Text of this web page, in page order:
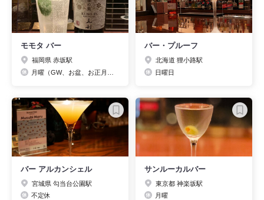
モモタ バー
福岡県 赤坂駅
バー・プルーフ
北海道 狸小路駅
日曜日
バー アルカンシェル
宮城県 勾当台公園駅
不定休
サンルーカルバー
東京都 神楽坂駅
月曜